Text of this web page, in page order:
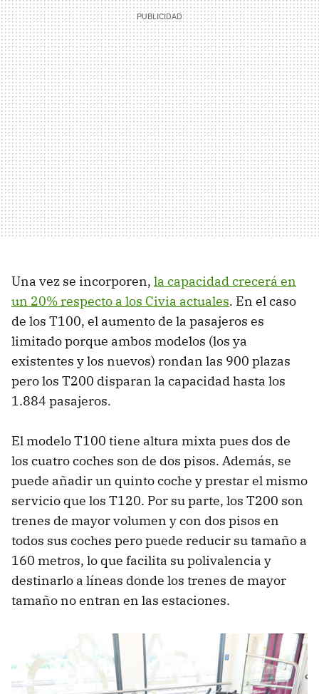
Una vez se incorporen, la capacidad crecerá en
un 20% respecto a los Civia actuales. En el caso
de los T100, el aumento de la pasajeros es
limitado porque ambos modelos (los ya
existentes y los nuevos) rondan las 900 plazas
pero los T200 disparan la capacidad hasta los
1.884 pasajeros.
El modelo T100 tiene altura mixta pues dos de
los cuatro coches son de dos pisos. Además, se
puede añadir un quinto coche y prestar el mismo
servicio que los T120. Por su parte, los T200 son
trenes de mayor volumen y con dos pisos en
todos sus coches pero puede reducir su tamaño a
160 metros, lo que facilita su polivalencia y
destinarlo a líneas donde los trenes de mayor
tamaño no entran en las estaciones.